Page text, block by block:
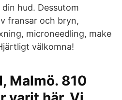
hud. Dessutom
fransar och bryn,
microneedling, make
välkomna!
Malmö. 810